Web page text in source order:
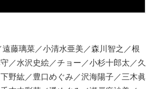
藤璃菜／小清水亜美／森川智之／根
／水沢史絵／チョー／小杉十郎太／久
野紘／豊口めぐみ／沢海陽子／三木眞